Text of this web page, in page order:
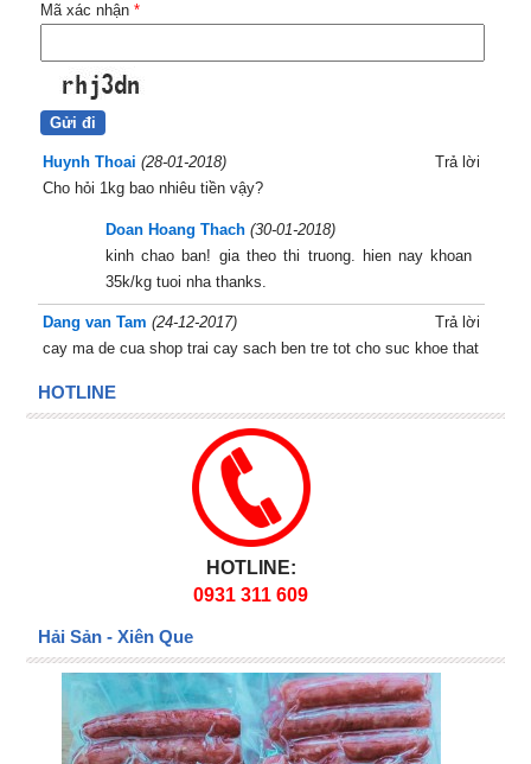
Mã xác nhận *
Huynh Thoai (28-01-2018)
Trả lời
Cho hỏi 1kg bao nhiêu tiền vậy?
Doan Hoang Thach (30-01-2018)
kinh chao ban! gia theo thi truong. hien nay khoan
35k/kg tuoi nha thanks.
Dang van Tam (24-12-2017)
Trả lời
cay ma de cua shop trai cay sach ben tre tot cho suc khoe that
HOTLINE
HOTLINE:
0931 311 609
Hải Sản - Xiên Que